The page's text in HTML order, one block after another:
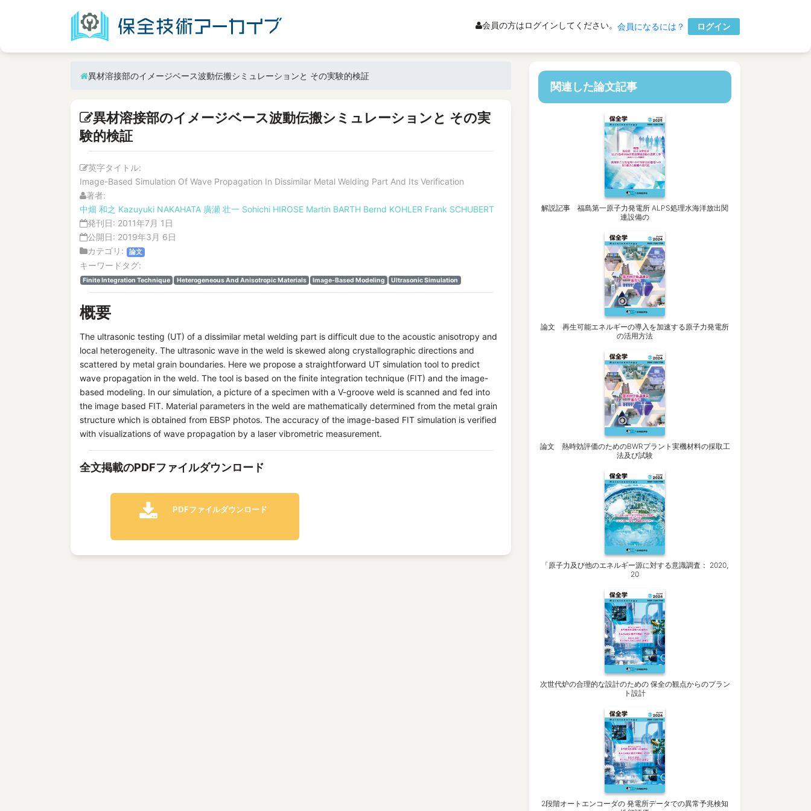
会員の方はログインしてください。 会員になるには？ ログイン
異材溶接部のイメージベース波動伝搬シミュレーションと その実験的検証
異材溶接部のイメージベース波動伝搬シミュレーションと その実
験的検証
英字タイトル:
Image-Based Simulation Of Wave Propagation In Dissimilar Metal Welding Part And Its Verification
著者:
中畑 和之 Kazuyuki NAKAHATA 廣瀬 壮一 Sohichi HIROSE Martin BARTH Bernd KOHLER Frank SCHUBERT
発刊日: 2011年7月 1日
公開日: 2019年3月 6日
カテゴリ:
論文
キーワードタグ:
Finite Integration Technique Heterogeneous And Anisotropic Materials Image-Based Modeling Ultrasonic Simulation
概要
The ultrasonic testing (UT) of a dissimilar metal welding part is difficult due to the acoustic anisotropy and
local heterogeneity. The ultrasonic wave in the weld is skewed along crystallographic directions and
scattered by metal grain boundaries. Here we propose a straightforward UT simulation tool to predict
wave propagation in the weld. The tool is based on the finite integration technique (FIT) and the image-
based modeling. In our simulation, a picture of a specimen with a V-groove weld is scanned and fed into
the image based FIT. Material parameters in the weld are mathematically determined from the metal grain
structure which is obtained from EBSP photos. The accuracy of the image-based FIT simulation is verified
with visualizations of wave propagation by a laser vibrometric measurement.
全文掲載のPDFファイルダウンロード
PDFファイルダウンロード
関連した論文記事
解説記事 福島第一原子力発電所 ALPS処理水海洋放出関
連設備の
論文 再生可能エネルギーの導入を加速する原子力発電所
の活用方法
論文 熱時効評価のためのBWRプラント実機材料の採取工
法及び試験
「原子力及び他のエネルギー源に対する意識調査： 2020,
20
次世代炉の合理的な設計のための 保全の観点からのプラン
ト設計
2段階オートエンコーダの 発電所データでの異常予兆検知